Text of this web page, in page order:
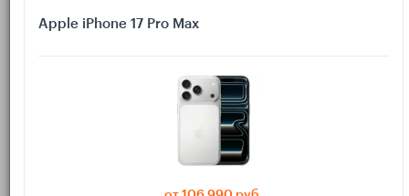
22
Apple TV 4K vs Android TV‑приставки: что
лучше для квартиры с iPhone и Android
Apple iPhone 17 Pro Max